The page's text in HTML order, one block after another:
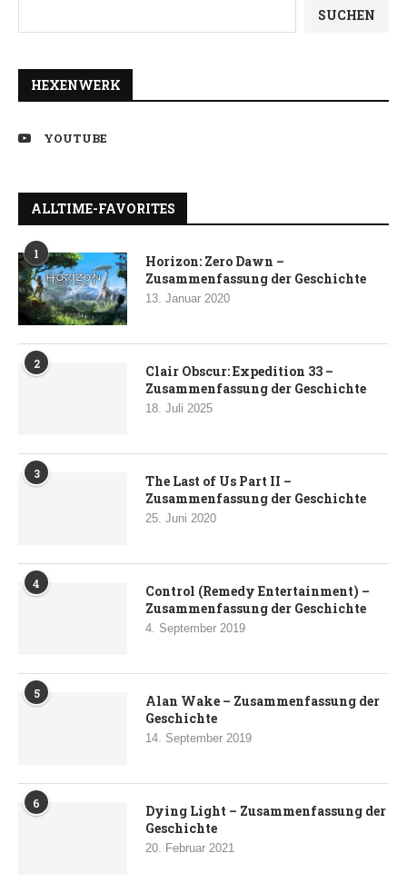
SUCHEN
HEXENWERK
YOUTUBE
ALLTIME-FAVORITES
1
Horizon: Zero Dawn –
Zusammenfassung der Geschichte
13. Januar 2020
2
Clair Obscur: Expedition 33 –
Zusammenfassung der Geschichte
18. Juli 2025
3
The Last of Us Part II –
Zusammenfassung der Geschichte
25. Juni 2020
4
Control (Remedy Entertainment) –
Zusammenfassung der Geschichte
4. September 2019
5
Alan Wake – Zusammenfassung der
Geschichte
14. September 2019
6
Dying Light – Zusammenfassung der
Geschichte
20. Februar 2021